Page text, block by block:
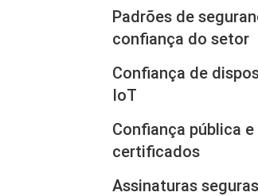
Padrões de
confiança do setor
Confiança de
IoT
Confiança pública e
certificados
Assinaturas seguras